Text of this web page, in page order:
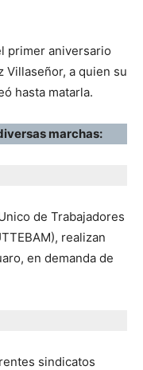
primer aniversario
Villaseñor, a quien su
hasta matarla.
marchas:
de Trabajadores
realizan
en demanda de
sindicatos